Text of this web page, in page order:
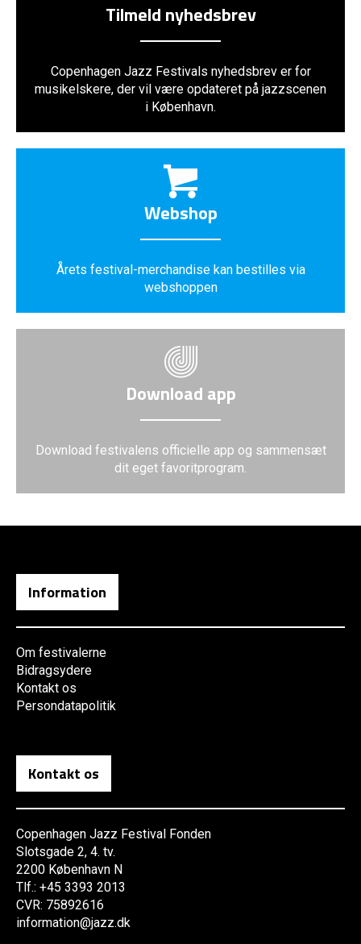
Tilmeld nyhedsbrev
Copenhagen Jazz Festivals nyhedsbrev er for
musikelskere, der vil være opdateret på jazzscenen
i København.
Webshop
Årets festival-merchandise kan bestilles via
webshoppen
Download app
Download festivalens officielle app og sammensæt
dit eget favoritprogram.
Information
Om festivalerne
Bidragsydere
Kontakt os
Persondatapolitik
Kontakt os
Copenhagen Jazz Festival Fonden
Slotsgade 2, 4. tv.
2200 København N
Tlf.: +45 3393 2013
CVR: 75892616
information@jazz.dk